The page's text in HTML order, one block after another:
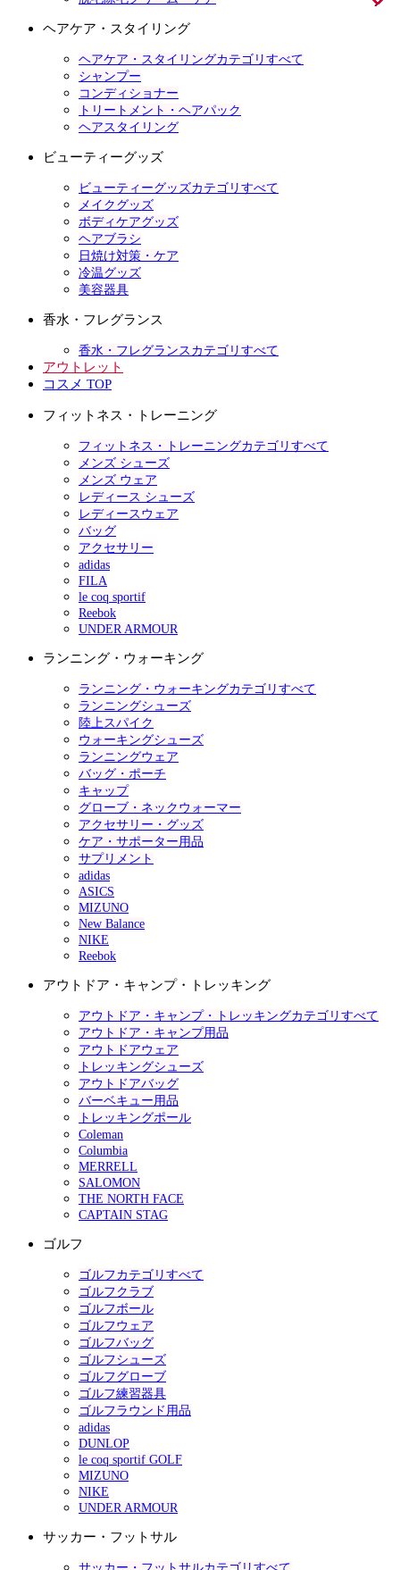
ヘアケア・スタイリング
ヘアケア・スタイリングカテゴリすべて
シャンプー
コンディショナー
トリートメント・ヘアパック
ヘアスタイリング
ビューティーグッズ
ビューティーグッズカテゴリすべて
メイクグッズ
ボディケアグッズ
ヘアブラシ
日焼け対策・ケア
冷温グッズ
美容器具
香水・フレグランス
香水・フレグランスカテゴリすべて
アウトレット
コスメ TOP
フィットネス・トレーニング
フィットネス・トレーニングカテゴリすべて
メンズ シューズ
メンズ ウェア
レディース シューズ
レディースウェア
バッグ
アクセサリー
adidas
FILA
le coq sportif
Reebok
UNDER ARMOUR
ランニング・ウォーキング
ランニング・ウォーキングカテゴリすべて
ランニングシューズ
陸上スパイク
ウォーキングシューズ
ランニングウェア
バッグ・ポーチ
キャップ
グローブ・ネックウォーマー
アクセサリー・グッズ
ケア・サポーター用品
サプリメント
adidas
ASICS
MIZUNO
New Balance
NIKE
Reebok
アウトドア・キャンプ・トレッキング
アウトドア・キャンプ・トレッキングカテゴリすべて
アウトドア・キャンプ用品
アウトドアウェア
トレッキングシューズ
アウトドアバッグ
バーベキュー用品
トレッキングポール
Coleman
Columbia
MERRELL
SALOMON
THE NORTH FACE
CAPTAIN STAG
ゴルフ
ゴルフカテゴリすべて
ゴルフクラブ
ゴルフボール
ゴルフウェア
ゴルフバッグ
ゴルフシューズ
ゴルフグローブ
ゴルフ練習器具
ゴルフラウンド用品
adidas
DUNLOP
le coq sportif GOLF
MIZUNO
NIKE
UNDER ARMOUR
サッカー・フットサル